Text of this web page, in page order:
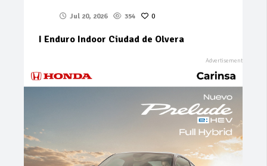
Jul 20, 2026 354 0
I Enduro Indoor Ciudad de Olvera